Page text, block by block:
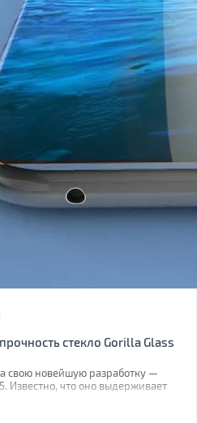
стекло Gorilla Glass
свою новейшую разработку —
Известно, что оно выдерживает
происходит при фотосессиях